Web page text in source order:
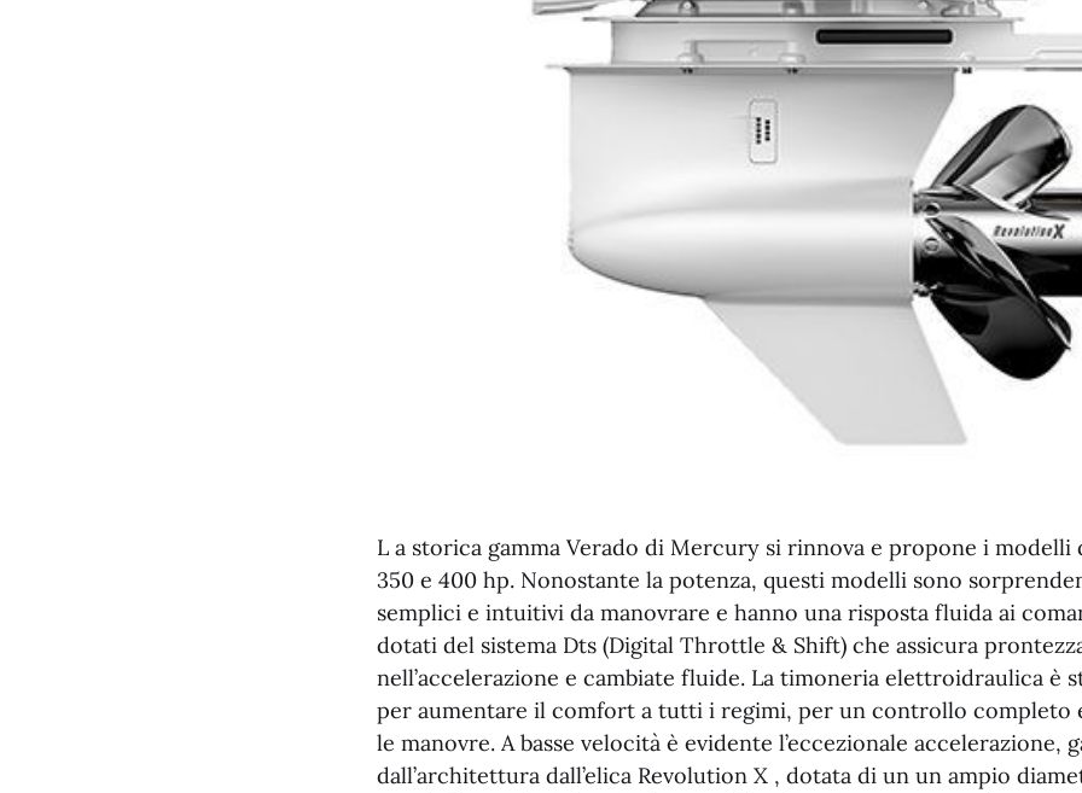
L a storica gamma Verado di Mercury si rinnova e propone i modelli
350 e 400 hp. Nonostante la potenza, questi modelli sono
semplici e intuitivi da manovrare e hanno una risposta fluida ai
dotati del sistema Dts (Digital Throttle & Shift) che assicura
nell’accelerazione e cambiate fluide. La timoneria elettroidraulica è
per aumentare il comfort a tutti i regimi, per un controllo completo
le manovre. A basse velocità è evidente l’eccezionale accelerazione,
dall’architettura dall’elica Revolution X , dotata di un un ampio